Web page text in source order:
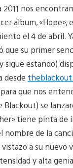
2011 nos
álbum, «Hope»,
el 4 de abril.
que su primer
sigue estando)
desde
que nos
Blackout) se
tiene pinta de
nombre de la
a su nuevo
y alta